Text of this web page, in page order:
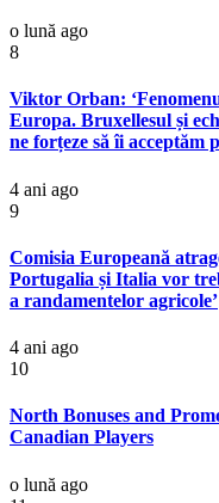
o lună ago
8
Viktor Orban:
Europa. Bruxellesul și
ne forțeze să îi acceptăm
4 ani ago
9
Comisia Europeană
Portugalia și Italia vor
a randamentelor agricole’
4 ani ago
10
North Bonuses and
Canadian Players
o lună ago